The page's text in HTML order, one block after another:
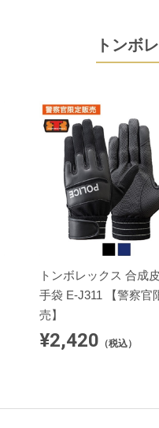
トンボ
トンボレックス 合成
手袋 E-J311 【警察官
売】
¥2,420 （税込）